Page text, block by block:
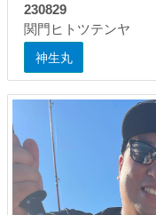
230829
関門ヒトツテンヤ
神生丸